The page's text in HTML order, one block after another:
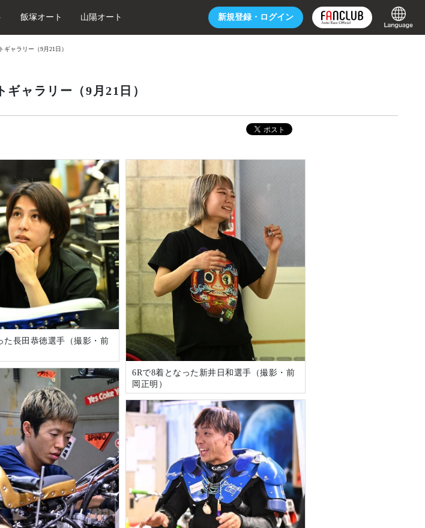
新規登録・ ログイン
飯塚オート 山陽オート
ギャラリー（9月21日）
ギャラリー（9月21日）
た長田恭徳選手（撮影・前
6Rで8着となった新井日和選手（撮影・前
岡正明）